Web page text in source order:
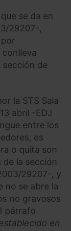
se da en
29207-,
de
la STS Sala
abril -EDJ
entre los
es
o quita son
la sección
29207-, y
no se abre la
no gravosos
párrafo
en